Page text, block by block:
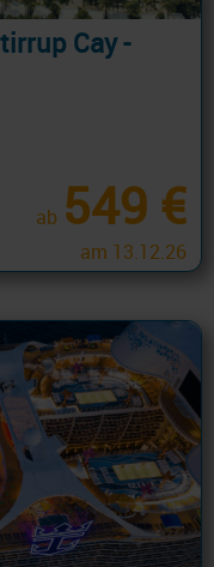
Cay -
ab 549 €
am 13.12.26